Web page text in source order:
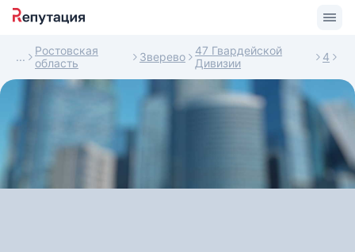
Ростовская
область
Зверево
47 Гвардейской
Дивизии
4